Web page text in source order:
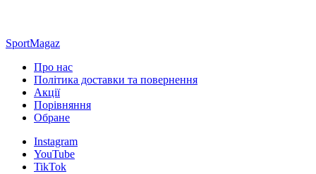
SportMagaz
Про нас
Політика доставки та повернення
Акції
Порівняння
Обране
Instagram
YouTube
TikTok